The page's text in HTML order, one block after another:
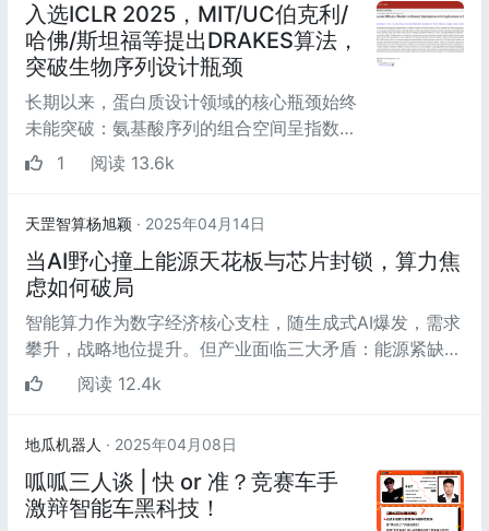
入选ICLR 2025，MIT/UC伯克利/
哈佛/斯坦福等提出DRAKES算法，
突破生物序列设计瓶颈
长期以来，蛋白质设计领域的核心瓶颈始终
未能突破：氨基酸序列的组合空间呈指数级
增长，而传统计算方法在优化序列自然性与
1 阅读 13.6k
天罡智算杨旭颖 · 2025年04月14日
当AI野心撞上能源天花板与芯片封锁，算力焦
虑如何破局
智能算力作为数字经济核心支柱，随生成式AI爆发，需求
攀升，战略地位提升。但产业面临三大矛盾：能源紧缺与
算力指数级需求冲突，全球能...
阅读 12.4k
地瓜机器人 · 2025年04月08日
呱呱三人谈 | 快 or 准？竞赛车手
激辩智能车黑科技！